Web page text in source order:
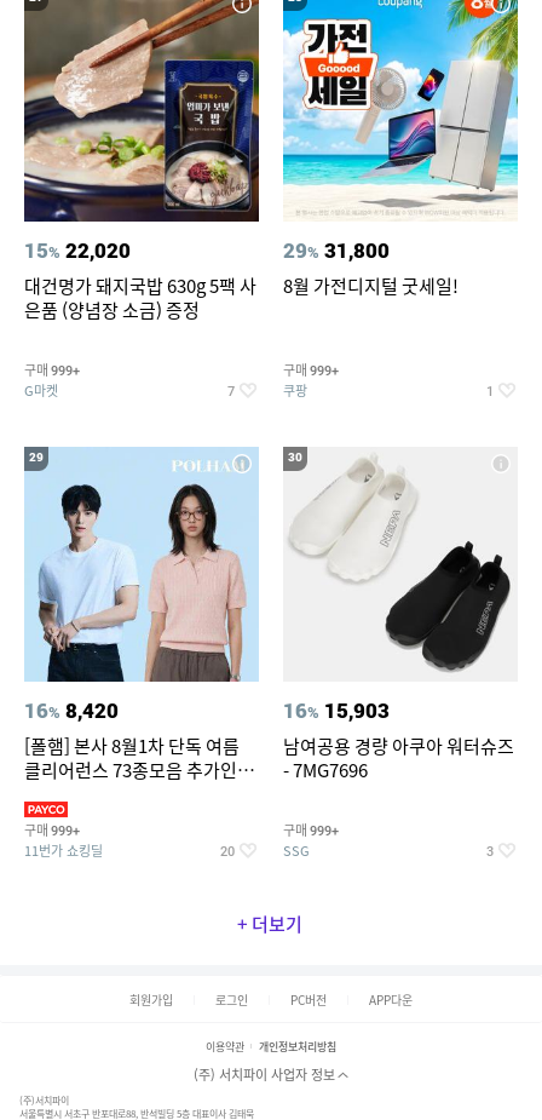
15% 22,020
대건명가 돼지국밥 630g 5팩 사
은품 (양념장 소금) 증정
구매 999+
G마켓 7
29% 31,800
8월 가전디지털 굿세일!
구매 999+
쿠팡 1
29
16% 8,420
[폴햄] 본사 8월1차 단독 여름
클리어런스 73종모음 추가인하
구매 999+
11번가 쇼킹딜 20
30
16% 15,903
남여공용 경량 아쿠아 워터슈즈
- 7MG7696
구매 999+
SSG 3
+ 더보기
회원가입 로그인 PC버전 APP다운
이용약관 개인정보처리방침
(주) 서치파이 사업자 정보
(주)서치파이
서울특별시 서초구 반포대로88, 반석빌딩 5층 대표이사 김태묵